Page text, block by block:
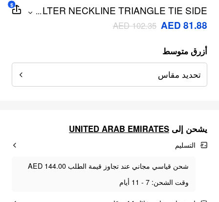
HALTER NECKLINE TRIANGLE TIE SIDE
BIKINI SET WITH AZTEC RUCHED
BEACH SKIRT
...
AED 81.88
AED 102.35
$
أزرق متوسط
تحديد مقاس
يشحن إلى UNITED ARAB EMIRATES
التسليم
شحن قياسي مجاني عند تجاوز قيمة الطلب AED 144.00
وقت الشحن: 7 - 11 أيام